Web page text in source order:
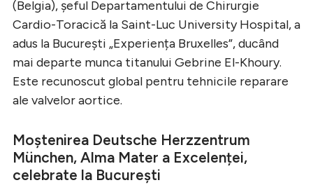
(Belgia), șeful Departamentului de Chirurgie
Cardio-Toracică la Saint-Luc University Hospital, a
adus la București „Experiența Bruxelles”, ducând
mai departe munca titanului Gebrine El-Khoury.
Este recunoscut global pentru tehnicile reparare
ale valvelor aortice.
Moștenirea Deutsche Herzzentrum
München, Alma Mater a Excelenței,
celebrate la București